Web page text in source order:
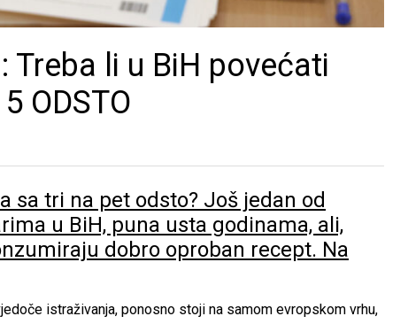
Treba li u BiH povećati
ODSTO
sa tri na pet odsto? Još jedan od
u BiH, puna usta godinama, ali,
dobro oproban recept. Na
istraživanja, ponosno stoji na samom evropskom vrhu,